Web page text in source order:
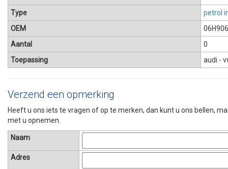
Type
petrol
OEM
Aantal
0
Toepassing
audi -
Verzend een opmerking
Heeft u ons iets te vragen of op te merken, dan kunt u ons bellen,
met u opnemen.
Naam
Adres